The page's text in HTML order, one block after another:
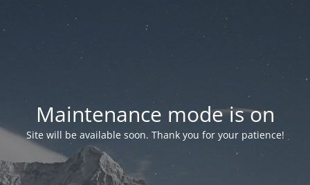
Maintenance mode is on
Site will be available soon. Thank you for your patience!